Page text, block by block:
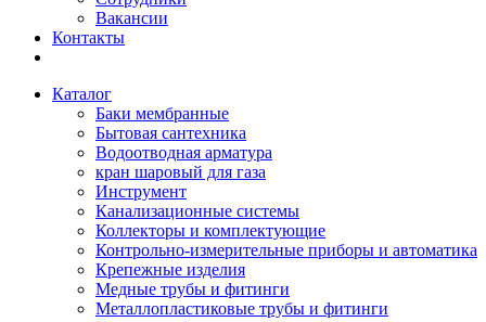
Вакансии
Контакты
Каталог
Баки мембранные
Бытовая сантехника
Водоотводная арматура
кран шаровый для газа
Инструмент
Канализационные системы
Коллекторы и комплектующие
Контрольно-измерительные приборы и автоматика
Крепежные изделия
Медные трубы и фитинги
Металлопластиковые трубы и фитинги